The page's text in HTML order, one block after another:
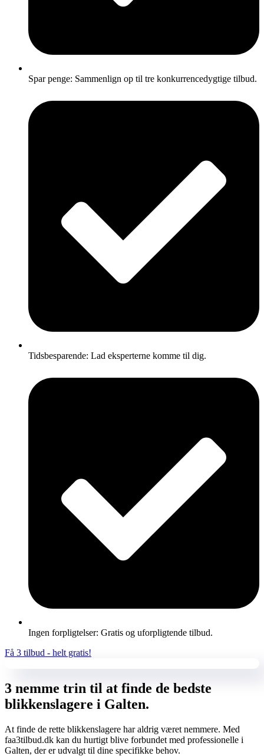
Spar penge: Sammenlign op til tre konkurrencedygtige tilbud.
Tidsbesparende: Lad eksperterne komme til dig.
Ingen forpligtelser: Gratis og uforpligtende tilbud.
Få 3 tilbud - helt gratis!
3 nemme trin til at finde de bedste
blikkenslagere i Galten.
At finde de rette blikkenslagere har aldrig været nemmere. Med
faa3tilbud.dk kan du hurtigt blive forbundet med professionelle i
Galten, der er udvalgt til dine specifikke behov.